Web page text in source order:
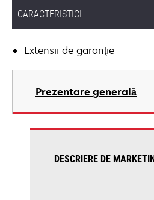
CARACTERISTICI
Extensii de garanţie
Prezentare generală
DESCRIERE DE